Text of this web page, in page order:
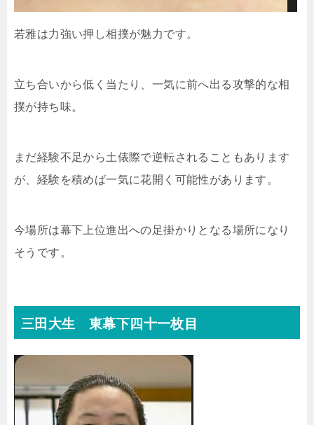
若雅は力強い押し相撲が魅力です。
立ち合いから低く当たり、一気に前へ出る攻撃的な相
撲が持ち味。
まだ経験不足から土俵際で逆転されることもあります
が、経験を積めば一気に花開く可能性があります。
今場所は幕下上位進出への足掛かりとなる場所になり
そうです。
三田大生 東幕下四十一枚目